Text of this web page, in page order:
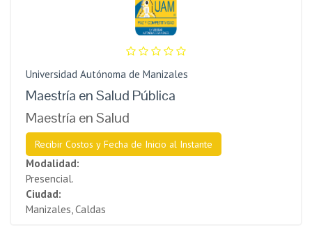
Universidad Autónoma de Manizales
Maestría en Salud Pública
Maestría en Salud
Recibir Costos y Fecha de Inicio al Instante
Modalidad:
Presencial.
Ciudad:
Manizales, Caldas